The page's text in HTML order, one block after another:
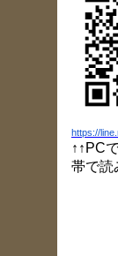
https://
↑↑PC
帯で読